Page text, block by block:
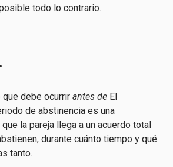
todo lo contrario.
debe ocurrir antes de El
de abstinencia es una
la pareja llega a un acuerdo total
durante cuánto tiempo y qué
tanto.